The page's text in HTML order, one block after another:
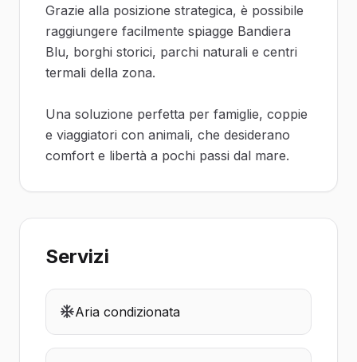
Grazie alla posizione strategica, è possibile
raggiungere facilmente spiagge Bandiera
Blu, borghi storici, parchi naturali e centri
termali della zona.
Una soluzione perfetta per famiglie, coppie
e viaggiatori con animali, che desiderano
comfort e libertà a pochi passi dal mare.
Servizi
Aria condizionata